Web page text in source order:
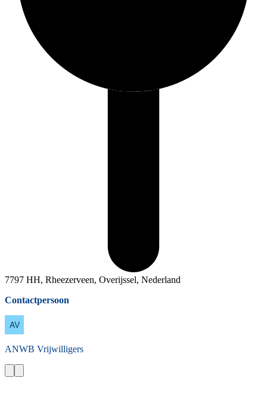
7797 HH, Rheezerveen, Overijssel, Nederland
Contactpersoon
ANWB Vrijwilligers